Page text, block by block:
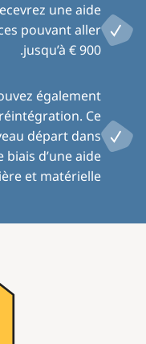
une aide
pouvant aller
jusqu’à € 900.
également
Ce
départ dans
biais d’une aide
et matérielle.